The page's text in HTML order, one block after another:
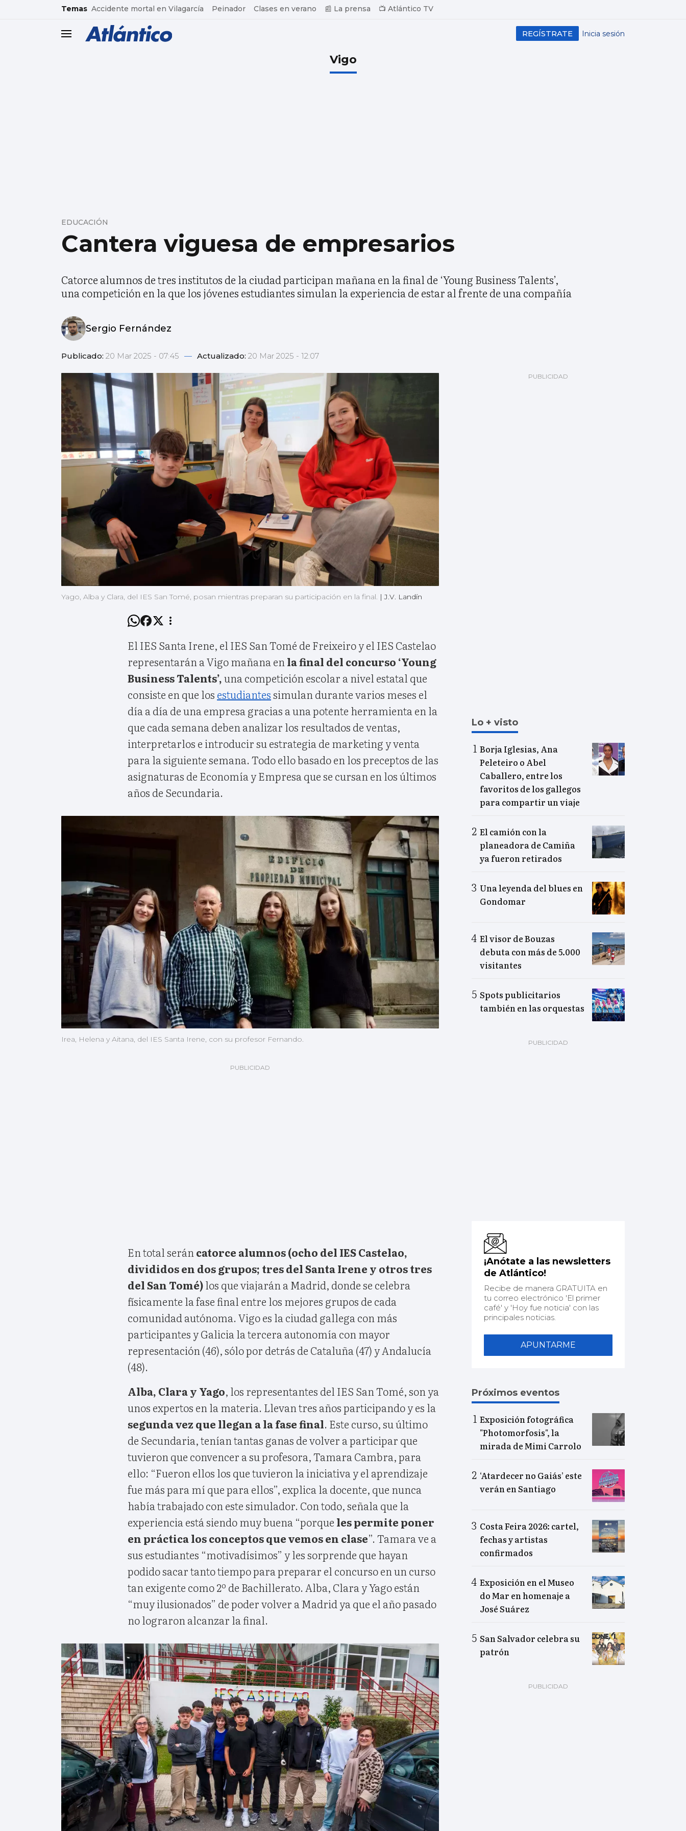
common.go-to-content
Temas Accidente mortal en Vilagarcía Peinador Clases en verano 📰 La prensa 📺 Atlántico TV
header.menu.open Inicia sesión
REGÍSTRATE
Vigo
Cantera viguesa de empresarios
EDUCACIÓN
Catorce alumnos de tres institutos de la ciudad participan mañana en la final de ‘Young Business Talents’,
una competición en la que los jóvenes estudiantes simulan la experiencia de estar al frente de una compañía
Sergio Fernández
Publicado: 20 Mar 2025 - 07:45 — Actualizado: 20 Mar 2025 - 12:07
Yago, Alba y Clara, del IES San Tomé, posan mientras preparan su participación en la final. |J.V. Landín
El IES Santa Irene, el IES San Tomé de Freixeiro y el IES Castelao
representarán a Vigo mañana en la final del concurso ‘Young
Business Talents’,una competición escolar a nivel estatal que
consiste en que los estudiantessimulan durante varios meses el
día a día de una empresa gracias a una potente herramienta en la
que cada semana deben analizar los resultados de ventas,
interpretarlos e introducir su estrategia de marketing y venta
para la siguiente semana. Todo ello basado en los preceptos de las
asignaturas de Economía y Empresa que se cursan en los últimos
años de Secundaria.
Irea, Helena y Aitana, del IES Santa Irene, con su profesor Fernando.
En total serán catorce alumnos (ocho del IES Castelao,
divididos en dos grupos; tres del Santa Irene y otros tres
del San Tomé)los que viajarán a Madrid, donde se celebra
físicamente la fase final entre los mejores grupos de cada
comunidad autónoma. Vigo es la ciudad gallega con más
participantes y Galicia la tercera autonomía con mayor
representación (46), sólo por detrás de Cataluña (47) y Andalucía
(48).
Alba, Clara y Yago, los representantes del IES San Tomé, son ya
unos expertos en la materia. Llevan tres años participando y es la
segunda vez que llegan a la fase final. Este curso, su último
de Secundaria, tenían tantas ganas de volver a participar que
tuvieron que convencer a su profesora, Tamara Cambra, para
ello: “Fueron ellos los que tuvieron la iniciativa y el aprendizaje
fue más para mí que para ellos”, explica la docente, que nunca
había trabajado con este simulador. Con todo, señala que la
experiencia está siendo muy buena “porque les permite poner
en práctica los conceptos que vemos en clase”. Tamara ve a
sus estudiantes “motivadísimos” y les sorprende que hayan
podido sacar tanto tiempo para preparar el concurso en un curso
tan exigente como 2º de Bachillerato. Alba, Clara y Yago están
“muy ilusionados” de poder volver a Madrid ya que el año pasado
no lograron alcanzar la final.
Lo + visto
Borja Iglesias, Ana
Peleteiro o Abel
Caballero, entre los
favoritos de los gallegos
para compartir un viaje
El camión con la
planeadora de Camiña
ya fueron retirados
Una leyenda del blues en
Gondomar
El visor de Bouzas
debuta con más de 5.000
visitantes
Spots publicitarios
también en las orquestas
¡Anótate a las newsletters
de Atlántico!
Recibe de manera GRATUITA en
tu correo electrónico 'El primer
café' y 'Hoy fue noticia' con las
principales noticias.
APUNTARME
Próximos eventos
Exposición fotográfica
"Photomorfosis", la
mirada de Mimi Carrolo
‘Atardecer no Gaiás’ este
verán en Santiago
Costa Feira 2026: cartel,
fechas y artistas
confirmados
Exposición en el Museo
do Mar en homenaje a
José Suárez
San Salvador celebra su
patrón